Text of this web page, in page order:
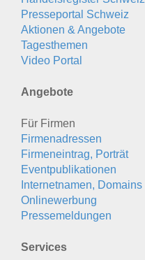
Presseportal Schweiz
Aktionen & Angebote
Tagesthemen
Video Portal
Angebote
Für Firmen
Firmenadressen
Firmeneintrag, Porträt
Eventpublikationen
Internetnamen, Domains
Onlinewerbung
Pressemeldungen
Services